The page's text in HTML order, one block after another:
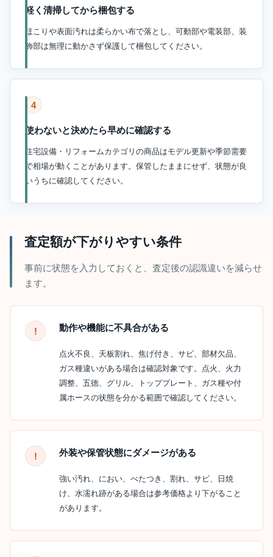
軽く清掃してから梱包する
ほこりや表面汚れは柔らかい布で落とし、可動部や電装部、装
飾部は無理に動かさず保護して梱包してください。
4
使わないと決めたら早めに確認する
住宅設備・リフォームカテゴリの商品はモデル更新や季節需要
で相場が動くことがあります。保管したままにせず、状態が良
いうちに確認してください。
査定額が下がりやすい条件
事前に状態を入力しておくと、査定後の認識違いを減らせ
ます。
動作や機能に不具合がある
点火不良、天板割れ、焦げ付き、サビ、部材欠品、
ガス種違いがある場合は確認対象です。点火、火力
調整、五徳、グリル、トッププレート、ガス種や付
属ホースの状態を分かる範囲で確認してください。
外装や保管状態にダメージがある
強い汚れ、におい、べたつき、割れ、サビ、日焼
け、水濡れ跡がある場合は参考価格より下がること
があります。